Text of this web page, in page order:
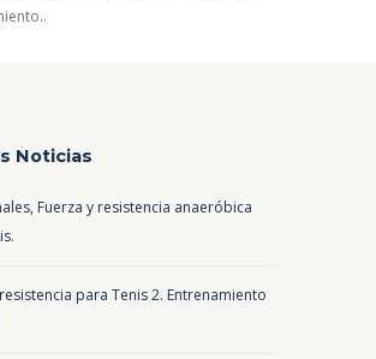
Noticias
Fuerza y resistencia anaeróbica
para Tenis 2. Entrenamiento